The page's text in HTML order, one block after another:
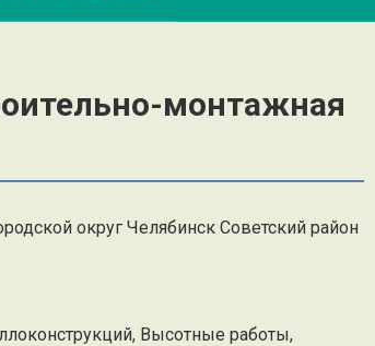
монтажная
округ Челябинск Советский район
Высотные работы,